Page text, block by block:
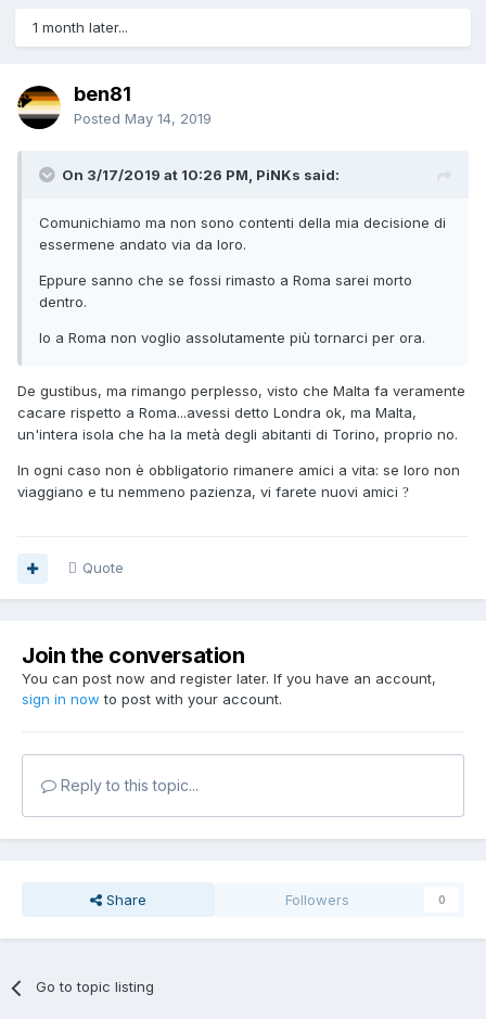
1 month later...
ben81
Posted May 14, 2019
On 3/17/2019 at 10:26 PM, PiNKs said:
Comunichiamo ma non sono contenti della mia decisione di
essermene andato via da loro.
Eppure sanno che se fossi rimasto a Roma sarei morto
dentro.
Io a Roma non voglio assolutamente più tornarci per ora.
De gustibus, ma rimango perplesso, visto che Malta fa veramente
cacare rispetto a Roma...avessi detto Londra ok, ma Malta,
un'intera isola che ha la metà degli abitanti di Torino, proprio no.
In ogni caso non è obbligatorio rimanere amici a vita: se loro non
viaggiano e tu nemmeno pazienza, vi farete nuovi amici ?
Quote
Join the conversation
You can post now and register later. If you have an account,
sign in now to post with your account.
Reply to this topic...
Share Followers 0
Go to topic listing